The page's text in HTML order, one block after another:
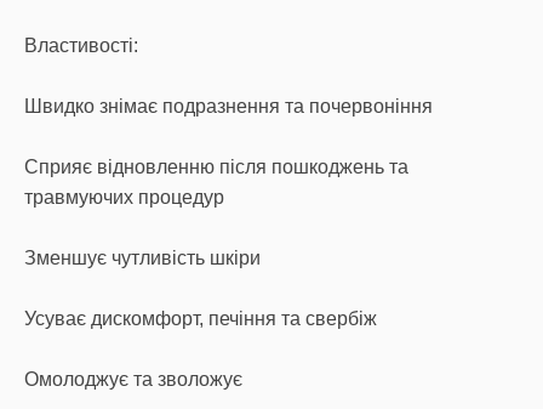
Властивості:
Швидко знімає подразнення та почервоніння
Сприяє відновленню після пошкоджень та
травмуючих процедур
Зменшує чутливість шкіри
Усуває дискомфорт, печіння та свербіж
Омолоджує та зволожує